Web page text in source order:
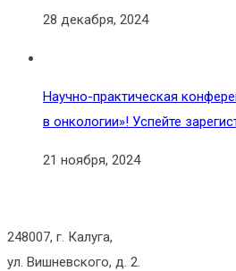
28 декабря, 2024
Научно-практическая
в онкологии»! Успейте
21 ноября, 2024
248007, г. Калуга,
ул. Вишневского, д. 2.